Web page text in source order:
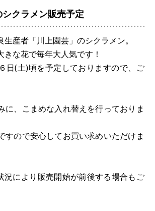
クラメン販売予定
産者「川上園芸」のシクラメン。
な花で毎年大人気です！
日(土)頃を予定しておりますので、ご
に、こまめな入れ替えを行っておりま
すので安心してお買い求めいただけま
により販売開始が前後する場合もご